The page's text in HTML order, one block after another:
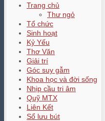
Trang chủ
Thư ngỏ
Tổ chức
Sinh hoạt
Kỷ Yếu
Thơ Văn
Giải trí
Góc suy gẫm
Khoa học và đời sống
Nhịp cầu tri âm
Quỹ MTX
Liên Kết
Sổ lưu bút